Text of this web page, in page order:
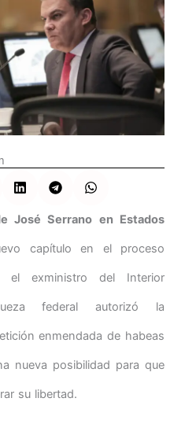
José Serrano en Estados
capítulo en el proceso
el exministro del Interior
federal autorizó la
enmendada de habeas
nueva posibilidad para que
su libertad.